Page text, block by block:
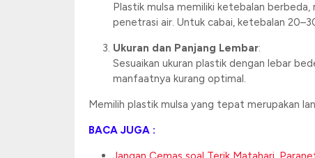
Plastik mulsa memiliki ketebalan
penetrasi air. Untuk cabai, ketebalan
Ukuran dan Panjang Lembar:
Sesuaikan ukuran plastik dengan lebar
manfaatnya kurang optimal.
Memilih plastik mulsa yang tepat merupakan
BACA JUGA :